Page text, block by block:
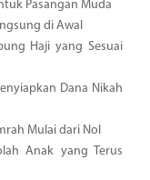
Pasangan Muda
di Awal
Haji yang Sesuai
Dana Nikah
Mulai dari Nol
Anak yang Terus